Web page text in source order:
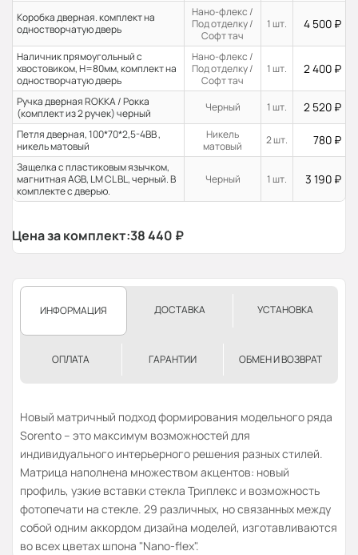
Коробка дверная. комплект на
одностворчатую дверь
Нано-флекс /
Под отделку /
Софт тач
1 шт. 4 500 ₽
Наличник прямоугольный с
хвостовиком, H=80мм, комплект на
одностворчатую дверь
Нано-флекс /
Под отделку /
Софт тач
1 шт. 2 400 ₽
Ручка дверная ROKKA / Рокка
(комплект из 2 ручек) черный
Черный 1 шт. 2 520 ₽
Петля дверная, 100*70*2,5-4ВВ ,
никель матовый
Никель
матовый
2 шт. 780 ₽
Защелка с пластиковым язычком,
магнитная AGB, LM CL BL, черный. В
комплекте с дверью.
Черный 1 шт. 3 190 ₽
Цена за комплект:38 440 ₽
ИНФОРМАЦИЯ ДОСТАВКА УСТАНОВКА
ОПЛАТА ГАРАНТИИ ОБМЕН И ВОЗВРАТ
Новый матричный подход формирования модельного ряда
Sorento – это максимум возможностей для
индивидуального интерьерного решения разных стилей.
Матрица наполнена множеством акцентов: новый
профиль, узкие вставки стекла Триплекс и возможность
фотопечати на стекле. 29 различных, но связанных между
собой одним аккордом дизайна моделей, изготавливаются
во всех цветах шпона "Nano-flex".